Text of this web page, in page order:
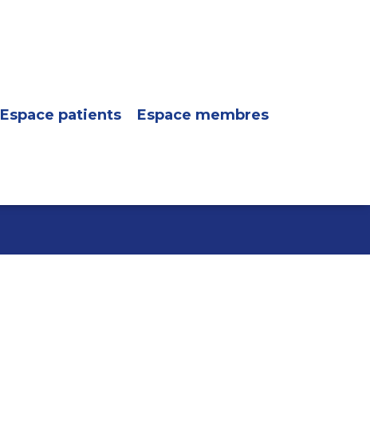
Espace patients Espace membres